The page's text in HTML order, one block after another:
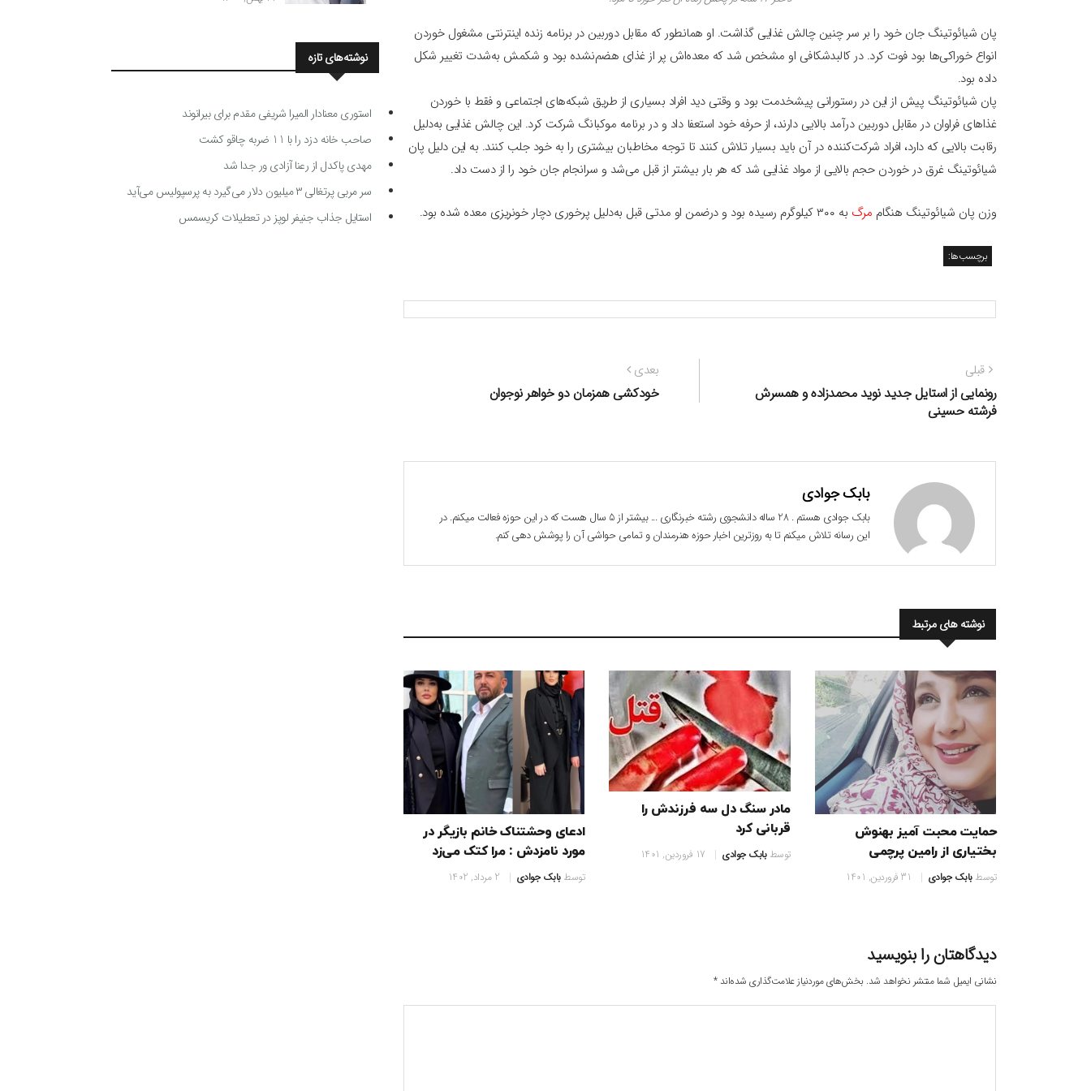
پان شیائوتینگ جان خود را بر سر چنین چالش غذایی گذاشت. او همانطور که مقابل دوربین در برنامه زنده اینترنتی مشغول خوردن
انواع خوراکی‌ها بود فوت کرد. در کالبدشکافی او مشخص شد که معده‌اش پر از غذای هضم‌نشده بود و شکمش به‌شدت تغییر شکل
داده بود.
پان شیائوتینگ پیش از این در رستورانی پیشخدمت بود و وقتی دید افراد بسیاری از طریق شبکه‌های اجتماعی و فقط با خوردن
غذاهای فراوان در مقابل دوربین درآمد بالایی دارند، از حرفه خود استعفا داد و در برنامه موکبانگ شرکت کرد. این چالش غذایی به‌دلیل
رقابت بالایی که دارد، افراد شرکت‌کننده در آن باید بسیار تلاش کنند تا توجه مخاطبان بیشتری را به خود جلب کنند. به این دلیل پان
شیائوتینگ غرق در خوردن حجم بالایی از مواد غذایی شد که هر بار بیشتر از قبل می‌شد و سرانجام جان خود را از دست داد.
وزن پان شیائوتینگ هنگام مرگ به ۳۰۰ کیلوگرم رسیده بود و درضمن او مدتی قبل به‌دلیل پرخوری دچار خونریزی معده شده بود.
برچسب‌ها:
راهبری
نوشته
قبلی
قبلی:
رونمایی از استایل جدید نوید محمدزاده و همسرش
فرشته حسینی
بعدی
بعدی:
خودکشی همزمان دو خواهر نوجوان
بابک جوادی
بابک جوادی هستم . 28 ساله دانشجوی رشته خبرنگاری ... بیشتر از 5 سال هست که در این حوزه فعالت میکنم. در
این رسانه تلاش میکنم تا به روزترین اخبار حوزه هنرمندان و تمامی حواشی آن را پوشش دهی کنم.
نوشته های مرتبط
حمایت محبت آمیز بهنوش
بختیاری از رامین پرچمی
توسطبابک جوادی 31 فروردین, 1401
مادر سنگ دل سه فرزندش را
قربانی کرد
توسطبابک جوادی 17 فروردین, 1401
ادعای وحشتناک خانم بازیگر در
مورد نامزدش : مرا کتک می‌زد
توسطبابک جوادی 2 مرداد, 1402
دیدگاهتان را بنویسید
نشانی ایمیل شما منتشر نخواهد شد. بخش‌های موردنیاز علامت‌گذاری شده‌اند*
نوشته‌های تازه
استوری معنادار المیرا شریفی مقدم برای بیرانوند
صاحب خانه دزد را با 11 ضربه چاقو کشت
مهدی پاکدل از رعنا آزادی ور جدا شد
سر مربی پرتغالی ۳ میلیون دلار می‌گیرد به پرسپولیس می‌آید
استایل جذاب جنیفر لوپز در تعطیلات کریسمس